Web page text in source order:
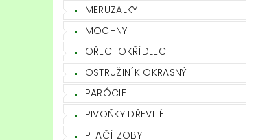
MERUZALKY
MOCHNY
OŘECHOKŘÍDLEC
OSTRUŽINÍK OKRASNÝ
PARÓCIE
PIVOŇKY DŘEVITÉ
PTAČÍ ZOBY